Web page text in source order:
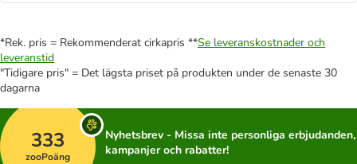
*Rek. pris = Rekommenderat cirkapris **Se leveranskostnader och
leveranstid
"Tidigare pris" = Det lägsta priset på produkten under de senaste 30
dagarna
333
zooPoäng
Nyhetsbrev - Missa inte personliga erbjudanden,
kampanjer och rabatter!